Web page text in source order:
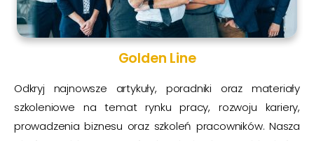
Golden Line
Odkryj najnowsze artykuły, poradniki oraz materiały
szkoleniowe na temat rynku pracy, rozwoju kariery,
prowadzenia biznesu oraz szkoleń pracowników. Nasza